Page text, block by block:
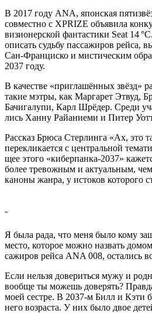
В 2017 году ANA, япон­ская
сов­мест­но с XPRIZE объ­яви­ла
визи­о­нер­ской фан­та­сти­ки Seat 14
опи­сать судь­бу пас­са­жи­ров рей­са,
Сан-Фран­цис­ко и мисти­че­ским
2037 году.
В каче­стве «при­гла­шён­ных звёзд»
такие мэт­ры, как Мар­га­рет Этвуд,
Бачи­га­лу­пи, Карл Шрё­дер. Сре­ди
лись Хан­ну Рай­а­ни­е­ми и Питер
Рас­сказ Брю­са Стер­лин­га «Ах, это
пере­кли­ка­ет­ся с цен­траль­ной
щее это­го «кибер­пан­ка-2037»
более тре­вож­ным и акту­аль­ным,
кано­ны жан­ра, у исто­ков кото­ро­го
˜
Я была рада, что меня было кому
место, кото­рое мож­но назвать
са­жи­ров рей­са ANA 008, оста­лись
Если нель­зя дове­рить­ся мужу и
вооб­ще ты можешь дове­рять?
моей сест­ре. В 2037‑м Билл и
не­го воз­рас­та. У них было двое